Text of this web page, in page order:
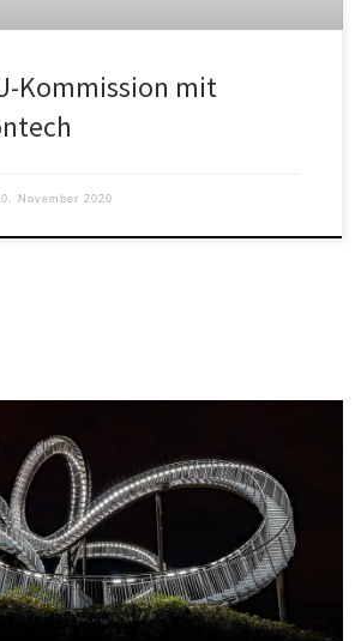
Kommission mit
November 2020